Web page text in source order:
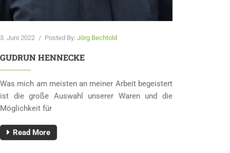
3. Juni 2022 / Posted By: Jörg Bechtold
GUDRUN HENNECKE
Was mich am meisten an meiner Arbeit begeistert
ist die große Auswahl unserer Waren und die
Möglichkeit für
Read More